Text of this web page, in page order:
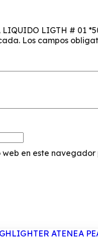
LIGTH # 01
Los campos
en este